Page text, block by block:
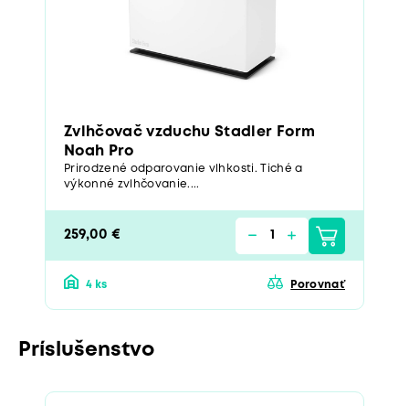
Zvlhčovač vzduchu Stadler Form
Noah Pro
Prirodzené odparovanie vlhkosti. Tiché a
výkonné zvlhčovanie....
259,00 €
4 ks Porovnať
Príslušenstvo